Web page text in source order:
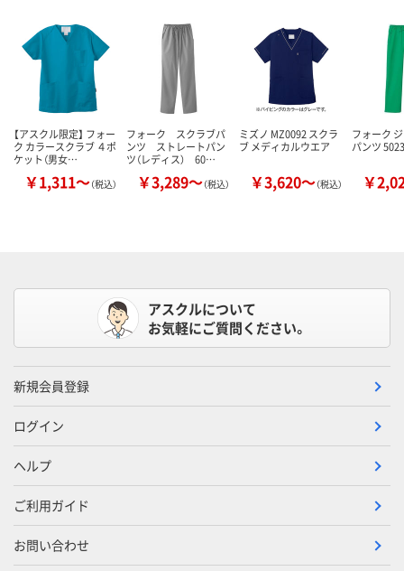
【アスクル限定】 フォー
ク カラースクラブ ４ポ
ケット（男女…
￥1,311～（税込）
フォーク スクラブパ
ンツ ストレートパン
ツ（レディス） 60…
￥3,289～（税込）
ミズノ MZ0092 スクラ
ブ メディカルウエア
￥3,620～（税込）
フォーク
パンツ
￥
アスクルについて
お気軽にご質問ください。
新規会員登録
ログイン
ヘルプ
ご利用ガイド
お問い合わせ